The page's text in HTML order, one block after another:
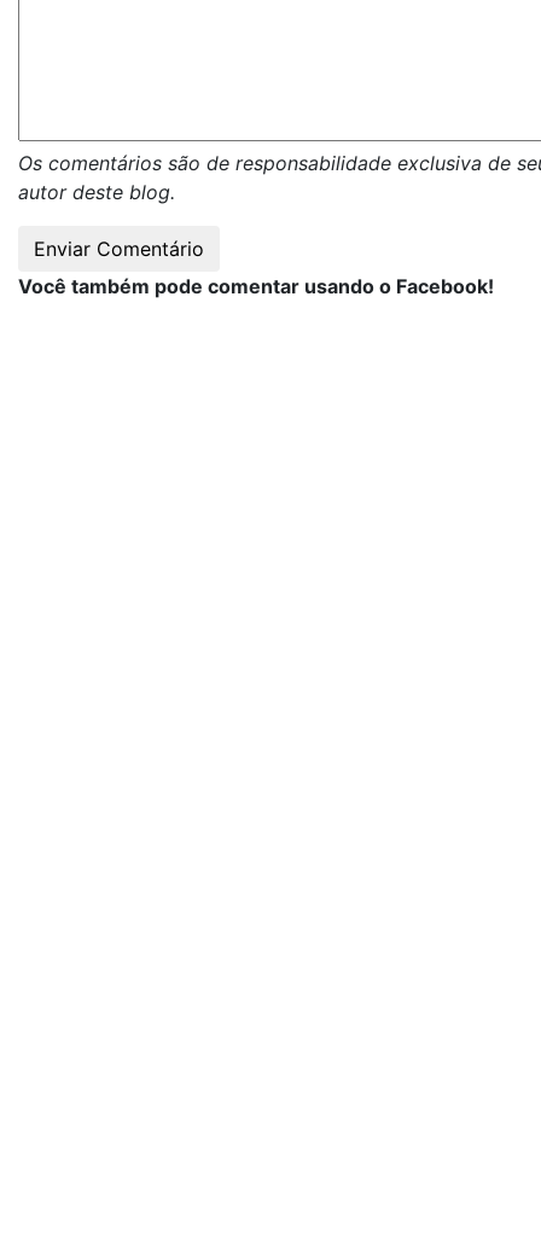
Os comentários são de responsabilidade exclusiva de
autor deste blog.
Você também pode comentar usando o Facebook!